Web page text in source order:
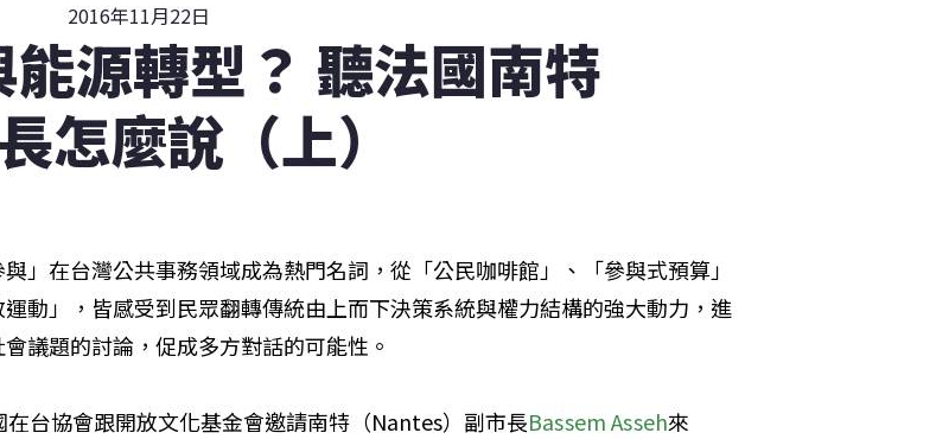
2016年11月22日
源轉型？ 聽法國南特
怎麼說（上）
」在台灣公共事務領域成為熱門名詞，從「公民咖啡館」、「參與式預算」
動」，皆感受到民眾翻轉傳統由上而下決策系統與權力結構的強大動力，進
議題的討論，促成多方對話的可能性。
在台協會跟開放文化基金會邀請南特（Nantes）副市長Bassem Asseh來